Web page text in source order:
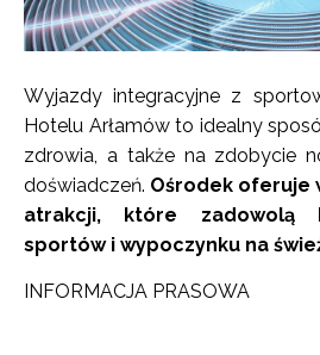
Wyjazdy integracyjne z
Hotelu Arłamów to idealny
zdrowia, a także na zdobycie
doświadczeń. Ośrodek oferuje
atrakcji, które zadowolą
sportów i wypoczynku na
INFORMACJA PRASOWA